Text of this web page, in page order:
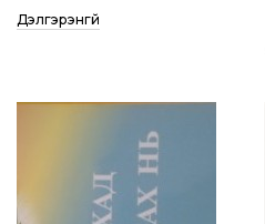
Дэлгэрэнгүй